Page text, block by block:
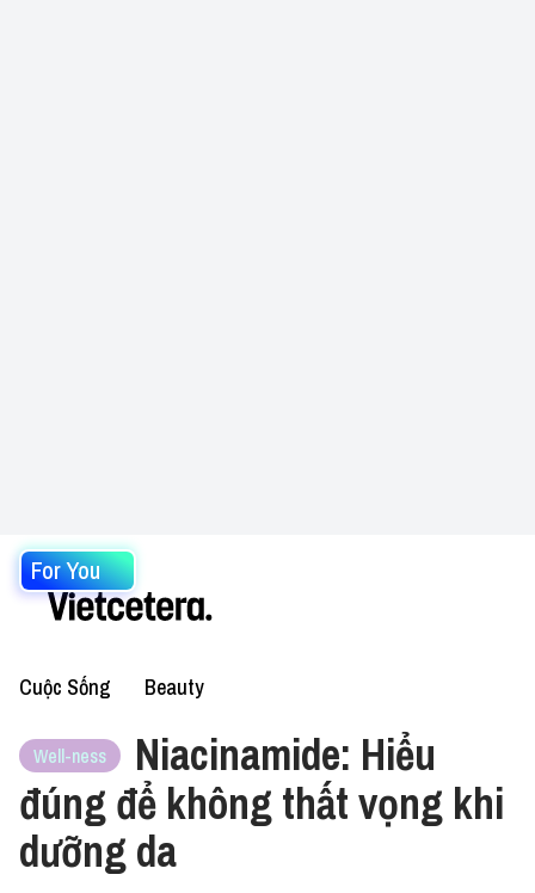
For You
Cuộc Sống Beauty
Well-ness
Niacinamide: Hiểu
đúng để không thất vọng khi
dưỡng da